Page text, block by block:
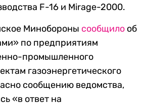
F-16 и Mirage-2000.
Минобороны сообщило об
по предприятиям
промышленного
газоэнергетического
сообщению ведомства,
«в ответ на